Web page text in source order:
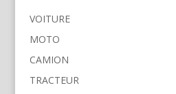
VOITURE
MOTO
CAMION
TRACTEUR